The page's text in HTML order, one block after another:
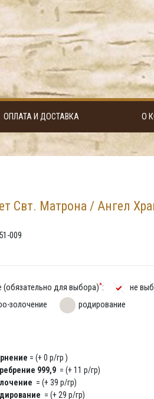
ОПЛАТА И ДОСТАВКА О
Свт. Матрона / Ангел
009
(обязательно для выбора)*: не
золочение
родирование
= (+ 0 р/гр )
999,9 = (+ 11 р/гр)
= (+ 39 р/гр)
= (+ 29 р/гр)